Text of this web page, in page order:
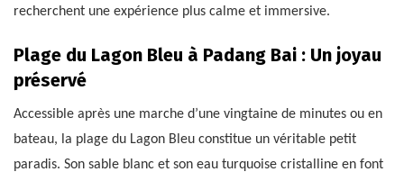
recherchent une expérience plus calme et immersive.
Plage du Lagon Bleu à Padang Bai : Un joyau
préservé
Accessible après une marche d’une vingtaine de minutes ou en
bateau, la plage du Lagon Bleu constitue un véritable petit
paradis. Son sable blanc et son eau turquoise cristalline en font